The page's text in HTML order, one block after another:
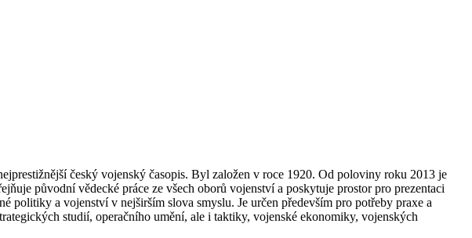
český vojenský časopis. Byl založen v roce 1920. Od poloviny roku 2013 je
původní vědecké práce ze všech oborů vojenství a poskytuje prostor pro prezentaci
politiky a vojenství v nejširším slova smyslu. Je určen především pro potřeby praxe a
studií, operačního umění, ale i taktiky, vojenské ekonomiky, vojenských